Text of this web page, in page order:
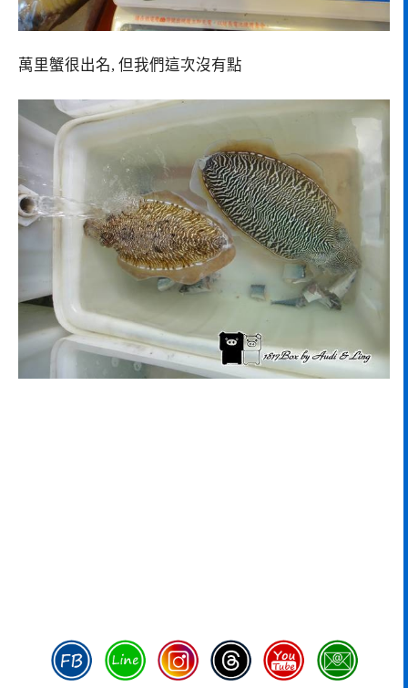
萬里蟹很出名, 但我們這次沒有點